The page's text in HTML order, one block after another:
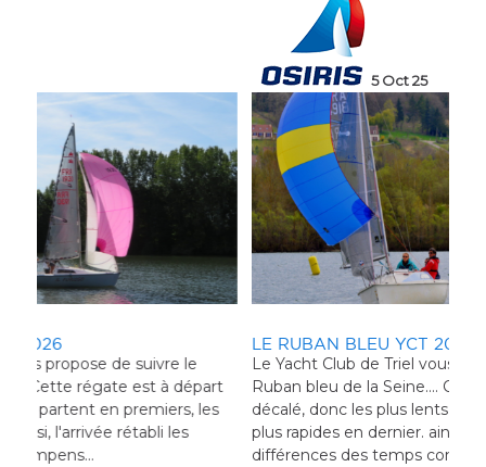
LE RUBAN BLEU YCT 2025
Le Yacht Club de Triel vous propose de suivre le
Ruban bleu de la Seine.... Cette régate est à départ
décalé, donc les plus lents partent en premiers, les
plus rapides en dernier. ainsi, l'arrivée rétabli les
différences des temps compens...